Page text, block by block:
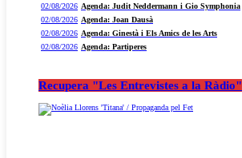
02/08/2026 Agenda: Judit Neddermann i Gio Symphonia
02/08/2026 Agenda: Joan Dausà
02/08/2026 Agenda: Ginestà i Els Amics de les Arts
02/08/2026 Agenda: Partiperes
Recupera "Les Entrevistes a la Ràdio"